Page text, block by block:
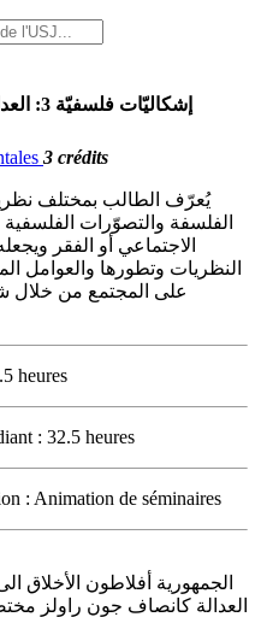
إشكاليّات فلسفيّة 3: العدالة الاجتماعيّة
3 crédits
الفلسفة والتصوّرات
الاجتماعي أو الفقر
النظريات وتطورها والعوامل
على المجتمع من
heures
: 32.5 heures
: Animation de séminaires
الجمهورية أفلاطون الأخلاق
العدالة كانصاف جون راولز